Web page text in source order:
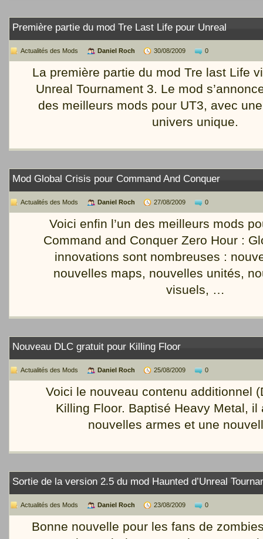
Première partie du mod Tre Last Life pour Unreal
Actualités des Mods Daniel Roch 30/08/2009 0
La première partie du mod Tre last Life
Unreal Tournament 3. Le mod
des meilleurs mods pour UT3, avec
univers unique.
Mod Global Crisis pour Command And Conquer
Actualités des Mods Daniel Roch 27/08/2009 0
Voici enfin l’un des meilleurs mods
Command and Conquer Zero Hour :
innovations sont nombreuses :
nouvelles maps, nouvelles unités,
visuels, …
Nouveau DLC gratuit pour Killing Floor
Actualités des Mods Daniel Roch 25/08/2009 0
Voici le nouveau contenu additionnel
Killing Floor. Baptisé Heavy Metal, il
nouvelles armes et une
Sortie de la version 2.5 du mod Haunted d’Unreal
Actualités des Mods Daniel Roch 23/08/2009 0
Bonne nouvelle pour les fans de